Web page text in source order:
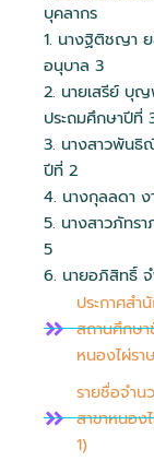
บุคลากร
1. นางฐิติชญา
อนุบาล 3
2. นายเสรีย์ บุ
ประถมศึกษาปีที่
3. นางสาวพันธิ
ปีที่ 2
4. นางกุลลดา ง
5. นางสาวภัท
5
6. นายอภิสิทธิ์ จ
ประกาศสำ
สถานศึกษ
หนองไผ่ร
รายชื่อจำน
สาขาหนอง
1)